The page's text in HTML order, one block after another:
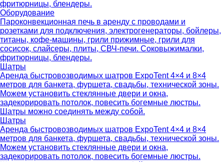
фритюрницы, блендеры.
Оборудование
Пароконвекционная печь в аренду с проводами и
розетками для подключения, электрогенераторы, бойлеры,
титаны, кофе-машины, грили прижимные, грили для
сосисок, слайсеры, плиты, СВЧ-печи. Соковыжималки,
фритюрницы, блендеры.
Шатры
Аренда быстровозводимых шатров ExpoTent 4×4 и 8×4
метров для банкета, фуршета, свадьбы, технической зоны.
Можем установить стеклянные двери и окна,
задекорировать потолок, повесить богемные люстры.
Шатры можно соединять между собой.
Шатры
Аренда быстровозводимых шатров ExpoTent 4×4 и 8×4
метров для банкета, фуршета, свадьбы, технической зоны.
Можем установить стеклянные двери и окна,
задекорировать потолок, повесить богемные люстры.